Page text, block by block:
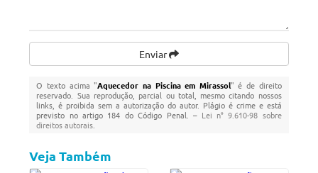
Enviar
O texto acima "Aquecedor na Piscina em Mirassol" é de direito
reservado. Sua reprodução, parcial ou total, mesmo citando nossos
links, é proibida sem a autorização do autor. Plágio é crime e está
previsto no artigo 184 do Código Penal. – Lei n° 9.610-98 sobre
direitos autorais
Veja Também